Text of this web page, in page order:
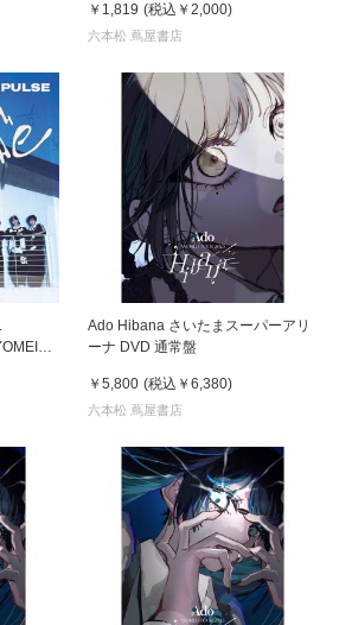
￥1,819 (税込 ￥2,000)
六本松 蔦屋書店
Ado Hibana さいたまスーパーアリ
ーナ DVD 通常盤
￥5,800 (税込 ￥6,380)
六本松 蔦屋書店